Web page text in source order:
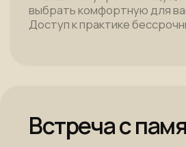
* Cтоимость варьируется в зависимости
от ваших внутренних ощущений. Вы можете
Я — Творец